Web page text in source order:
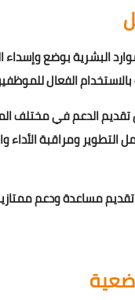
البشرية بوضع وإسداء
الفعال
الدعم في مختلف
التطوير ومراقبة الأداء
مساعدة ودعم